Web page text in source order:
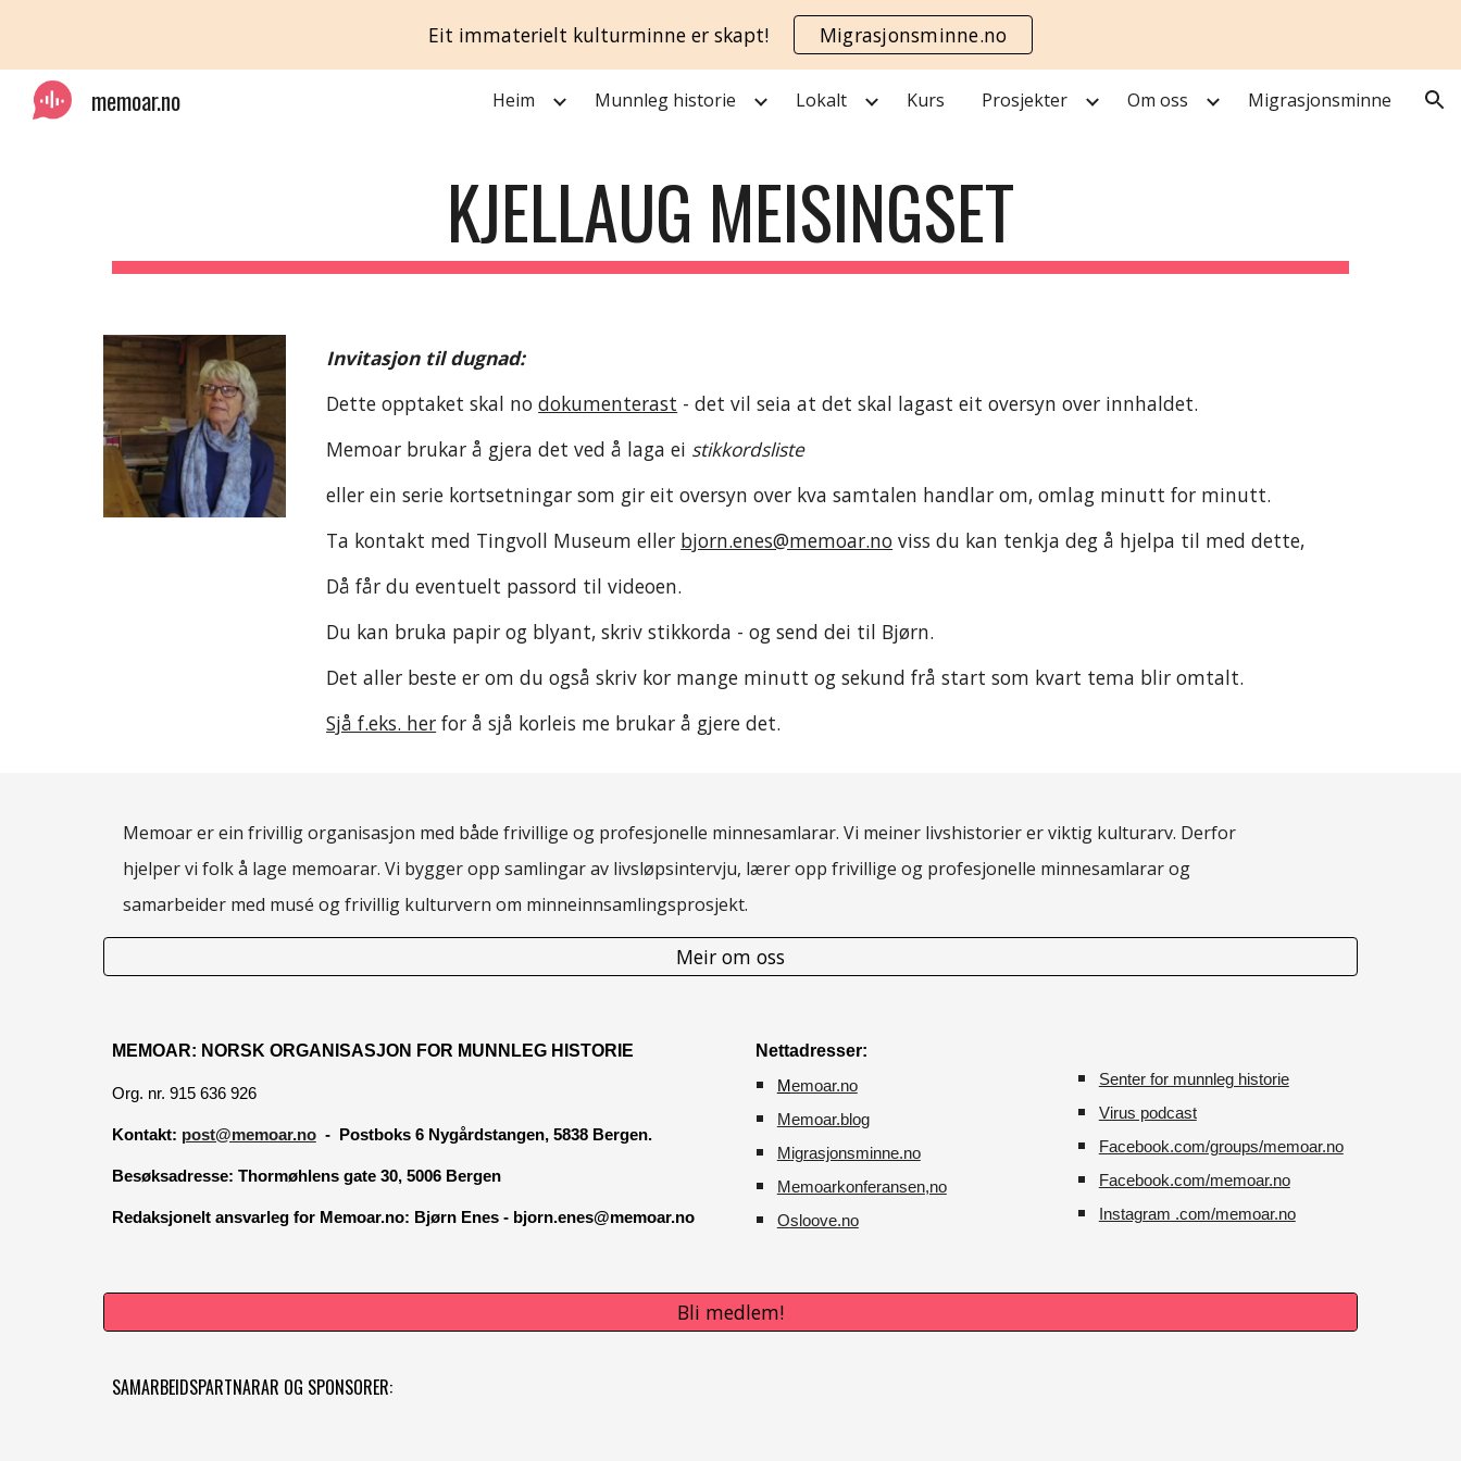
Skip to main content Skip to navigation
Eit immaterielt kulturminne er skapt! Migrasjonsminne.no
memoar.no Heim Munnleg historie Lokalt Kurs Prosjekter Om oss Migrasjonsminne
KJELLAUG MEISINGSET
Invitasjon til dugnad:
Dette opptaket skal no dokumenterast - det vil seia at det skal lagast eit oversyn over innhaldet.
Memoar brukar å gjera det ved å laga ei stikkordsliste
eller ein serie kortsetningar som gir eit oversyn over kva samtalen handlar om, omlag minutt for minutt.
Ta kontakt med Tingvoll Museum eller bjorn.enes@memoar.no viss du kan tenkja deg å hjelpa til med dette,
Då får du eventuelt passord til videoen.
Du kan bruka papir og blyant, skriv stikkorda - og send dei til Bjørn.
Det aller beste er om du også skriv kor mange minutt og sekund frå start som kvart tema blir omtalt.
Sjå f.eks. her for å sjå korleis me brukar å gjere det.
Memoar er ein frivillig organisasjon med både frivillige og profesjonelle minnesamlarar. Vi meiner livshistorier er viktig kulturarv. Derfor
hjelper vi folk å lage memoarar. Vi bygger opp samlingar av livsløpsintervju, lærer opp frivillige og profesjonelle minnesamlarar og
samarbeider med musé og frivillig kulturvern om minneinnsamlingsprosjekt.
Meir om oss
MEMOAR: NORSK ORGANISASJON FOR MUNNLEG HISTORIE
Org. nr. 915 636 926
Kontakt: post@memoar.no- Postboks 6 Nygårdstangen, 5838 Bergen.
Besøksadresse: Thormøhlens gate 30, 5006 Bergen
Redaksjonelt ansvarleg for Memoar.no: Bjørn Enes - bjorn.enes@memoar.no
Nettadresser:
Memoar.no
Memoar.blog
M igrasjonsminne.no
Memoarkonferansen,no
Osloove.no
Senter for munnleg historie
Virus podcast
Facebook.com/groups/memoar.no
Facebook.com/memoar.no
Instagram .com/memoar.no
Bli medlem!
SAMARBEIDSPARTNARAR OG SPONSORER: